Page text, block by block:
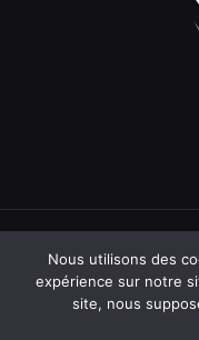
Une création
Nous utilisons des
expérience sur notre
site, nous